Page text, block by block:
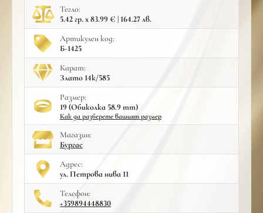
Тегло:
5.42 гр. x 83.99 € | 164.27 лв.
Артикулен код:
Б-1425
Карат:
Злато 14к/585
Размер:
19 (Обиколка 58.9 mm)
Как да разберете вашият размер
Mагазин:
Бургас
Адрес:
ул. Петрова нива 11
Телефон:
+359894448830